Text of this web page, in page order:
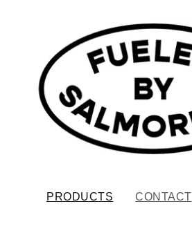
PRODUCTS CONTACT